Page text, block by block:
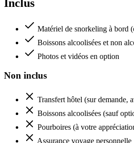
Inclus
Matériel de snorkeling à bord
Boissons alcoolisées et non
Photos et vidéos en option
Non inclus
Transfert hôtel (sur demande,
Boissons alcoolisées (sauf
Pourboires (à votre
Assurance voyage personnelle